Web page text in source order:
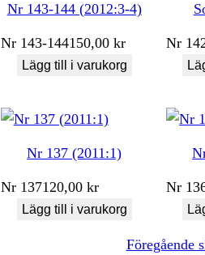
Nr 143-144 (2012:3-4)
Nr 143-144150,00 kr
Lägg till i varukorg
Nr
Nr 137 (2011:1)
Nr 137120,00 kr
Lägg till i varukorg
Nr
Föregående